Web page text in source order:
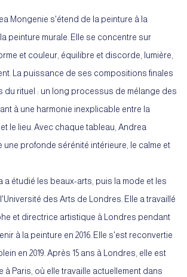
Mongenie s'étend de la peinture à la
peinture murale. Elle se concentre sur
et couleur, équilibre et discorde, lumière,
La puissance de ses compositions finales
du rituel : un long processus de mélange des
à une harmonie inexplicable entre la
le lieu. Avec chaque tableau, Andrea
une profonde sérénité intérieure, le calme et
a étudié les beaux-arts, puis la mode et les
des Arts de Londres. Elle a travaillé
et directrice artistique à Londres pendant
à la peinture en 2016. Elle s'est reconvertie
en 2019. Après 15 ans à Londres, elle est
à Paris, où elle travaille actuellement dans